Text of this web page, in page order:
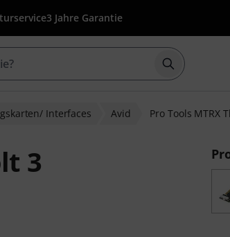
3 Jahre Garantie
Suche mit
Interfaces Avid Pro Tools MTRX
3